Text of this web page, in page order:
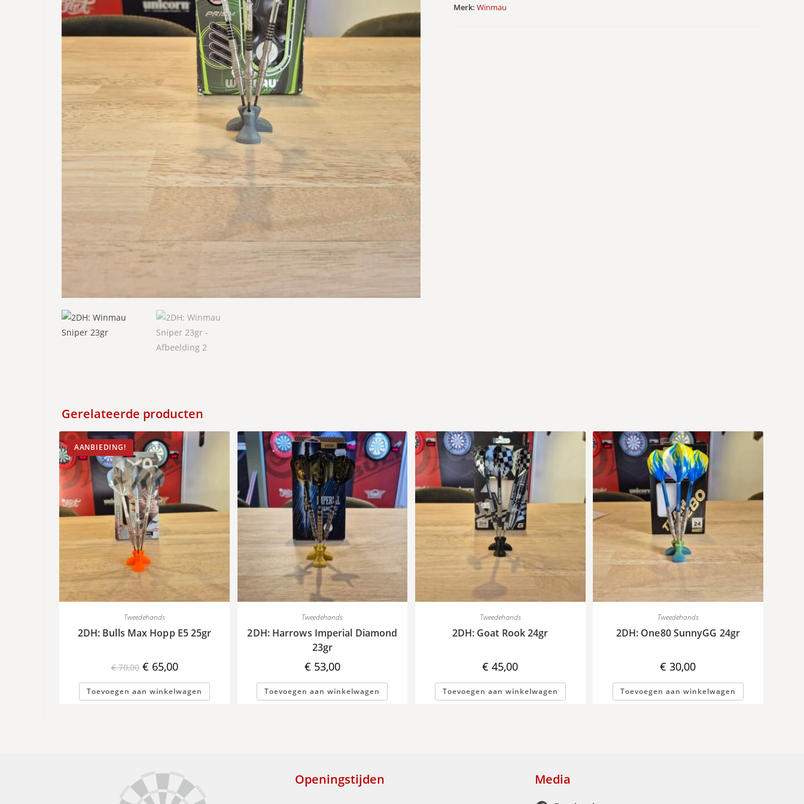
Merk: Winmau
Gerelateerde producten
AANBIEDING!
Tweedehands
2DH: Bulls Max Hopp E5 25gr
€70,00 Oorspronkelijke
prijs
was:
€ 70,00.
€ 65,00Huidige
prijs
is:
€ 65,00.
Toevoegen aan winkelwagen
Tweedehands
2DH: Harrows Imperial Diamond
23gr
€ 53,00
Toevoegen aan winkelwagen
Tweedehands
2DH: Goat Rook 24gr
€ 45,00
Toevoegen aan winkelwagen
Tweedehands
2DH: One80 SunnyGG 24gr
€ 30,00
Toevoegen aan winkelwagen
Openingstijden Media